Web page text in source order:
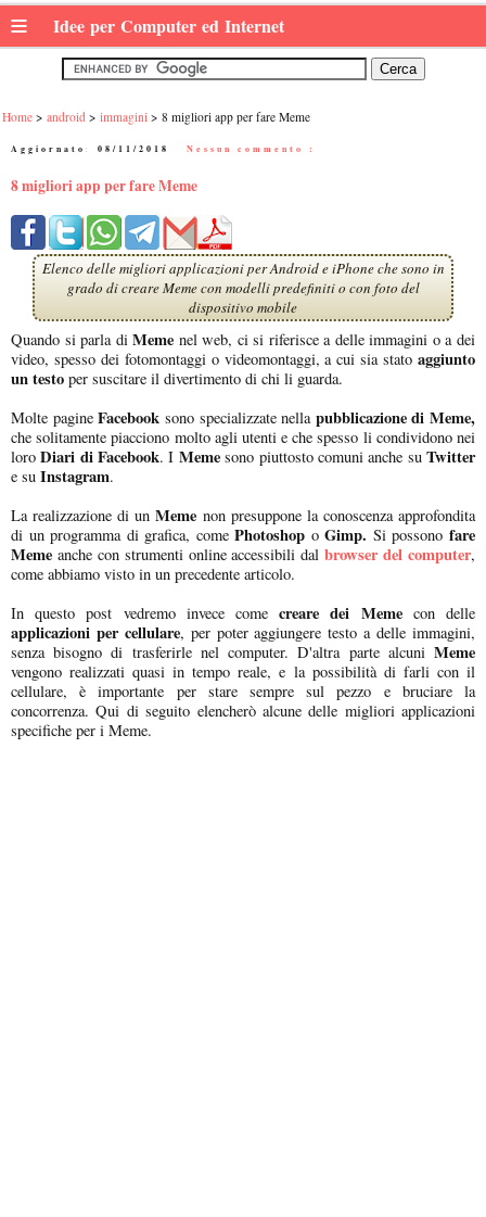
≡ Idee per Computer ed Internet
Home android immagini 8 migliori app per fare Meme
Aggiornato: 08/11/2018 Nessun commento :
8 migliori app per fare Meme
Elenco delle migliori applicazioni per Android e iPhone che sono in
grado di creare Meme con modelli predefiniti o con foto del
dispositivo mobile
Quando si parla diMeme nel web, ci si riferisce a delle immagini o a dei
video, spesso dei fotomontaggi o videomontaggi, a cui sia stato aggiunto
un testo per suscitare il divertimento di chi li guarda.
Molte pagineFacebook sono specializzate nellapubblicazione di Meme,
che solitamente piacciono molto agli utenti e che spesso li condividono nei
loroDiari di Facebook. I Memesono piuttosto comuni anche suTwitter
e su Instagram.
La realizzazione di unMeme non presuppone la conoscenza approfondita
di un programma di grafica, comePhotoshop oGimp. Si possono fare
Meme anche con strumenti online accessibili dalbrowser del computer,
come abbiamo visto in un precedente articolo.
In questo post vedremo invece comecreare dei Memecon delle
applicazioni per cellulare, per poter aggiungere testo a delle immagini,
senza bisogno di trasferirle nel computer. D'altra parte alcuniMeme
vengono realizzati quasi in tempo reale, e la possibilità di farli con il
cellulare, è importante per stare sempre sul pezzo e bruciare la
concorrenza. Qui di seguito elencherò alcune delle migliori applicazioni
specifiche per i Meme.